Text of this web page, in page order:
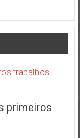
primeiros